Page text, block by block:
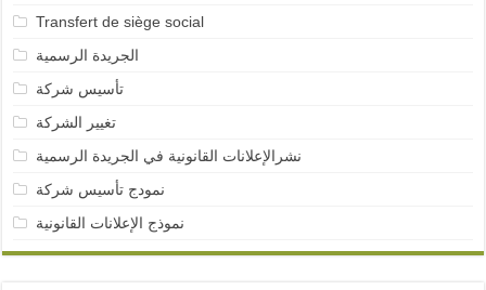
Transfert de siège social
الجريدة الرسمية
تأسيس شركة
تغيير الشركة
نشرالإعلانات القانونية في الجريدة الرسمية
نمودج تأسيس شركة
نموذج الإعلانات القانونية